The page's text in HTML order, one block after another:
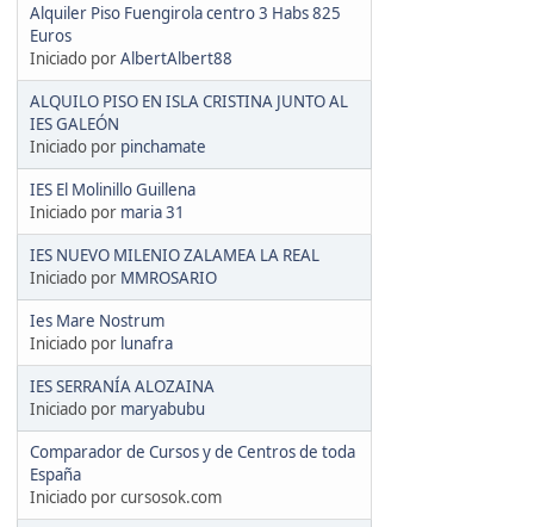
Alquiler Piso Fuengirola centro 3 Habs 825
Euros
Iniciado porAlbertAlbert88
ALQUILO PISO EN ISLA CRISTINA JUNTO AL
IES GALEÓN
Iniciado por pinchamate
IES El Molinillo Guillena
Iniciado por maria 31
IES NUEVO MILENIO ZALAMEA LA REAL
Iniciado por MMROSARIO
Ies Mare Nostrum
Iniciado por lunafra
IES SERRANÍA ALOZAINA
Iniciado por maryabubu
Comparador de Cursos y de Centros de toda
España
Iniciado por cursosok.com